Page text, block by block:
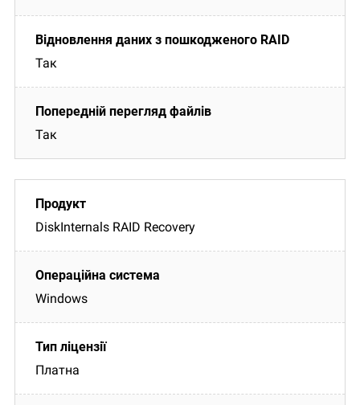
Так
Так
DiskInternals RAID Recovery
Windows
Платна